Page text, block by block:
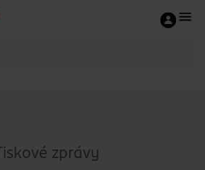
Tiskové zprávy